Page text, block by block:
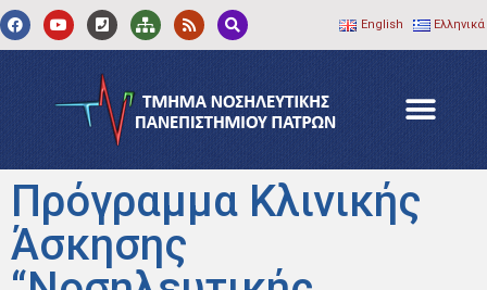
English Ελληνικά
Πρόγραμμα Κλινικής
Άσκησης